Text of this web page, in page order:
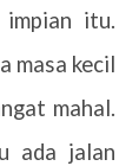
impian itu.
masa kecil
mahal.
ada jalan